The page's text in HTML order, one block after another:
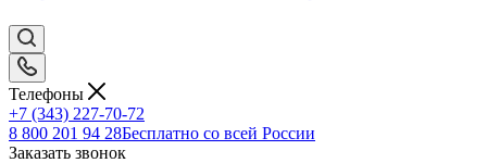
Телефоны
+7 (343) 227-70-72
8 800 201 94 28Бесплатно со всей России
Заказать звонок